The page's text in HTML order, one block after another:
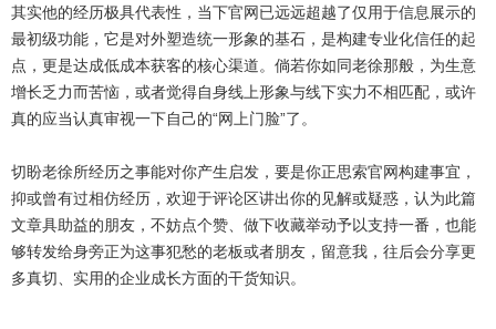
其实他的经历极具代表性，当下官网已远远超越了仅用于信息展示的
最初级功能，它是对外塑造统一形象的基石，是构建专业化信任的起
点，更是达成低成本获客的核心渠道。倘若你如同老徐那般，为生意
增长乏力而苦恼，或者觉得自身线上形象与线下实力不相匹配，或许
真的应当认真审视一下自己的“网上门脸”了。
切盼老徐所经历之事能对你产生启发，要是你正思索官网构建事宜，
抑或曾有过相仿经历，欢迎于评论区讲出你的见解或疑惑，认为此篇
文章具助益的朋友，不妨点个赞、做下收藏举动予以支持一番，也能
够转发给身旁正为这事犯愁的老板或者朋友，留意我，往后会分享更
多真切、实用的企业成长方面的干货知识。